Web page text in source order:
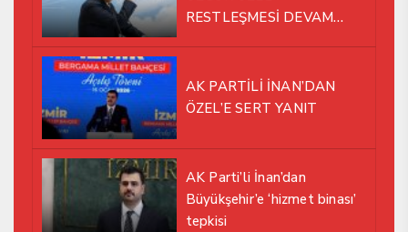
RESTLEŞMESİ DEVAM
AK PARTİLİ İNAN’DAN
ÖZEL’E SERT YANIT
AK Parti’li İnan’dan
Büyükşehir’e ‘hizmet binası’
tepkisi